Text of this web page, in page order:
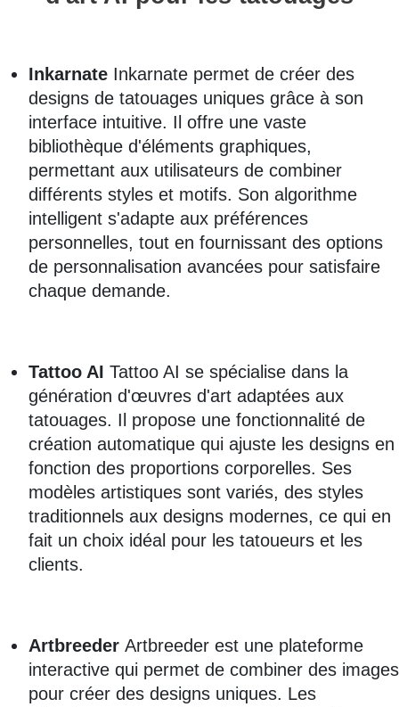
Inkarnate Inkarnate permet de créer des
designs de tatouages uniques grâce à son
interface intuitive. Il offre une vaste
bibliothèque d'éléments graphiques,
permettant aux utilisateurs de combiner
différents styles et motifs. Son algorithme
intelligent s'adapte aux préférences
personnelles, tout en fournissant des options
de personnalisation avancées pour satisfaire
chaque demande.
Tattoo AI Tattoo AI se spécialise dans la
génération d'œuvres d'art adaptées aux
tatouages. Il propose une fonctionnalité de
création automatique qui ajuste les designs en
fonction des proportions corporelles. Ses
modèles artistiques sont variés, des styles
traditionnels aux designs modernes, ce qui en
fait un choix idéal pour les tatoueurs et les
clients.
Artbreeder Artbreeder est une plateforme
interactive qui permet de combiner des images
pour créer des designs uniques. Les